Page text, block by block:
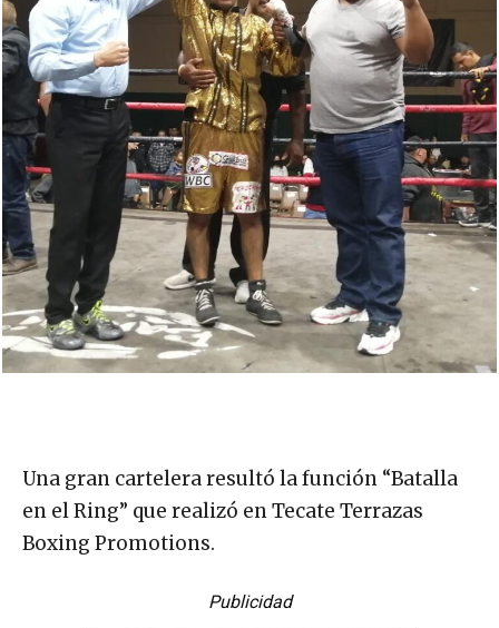
Una gran cartelera resultó la función “Batalla
en el Ring” que realizó en Tecate Terrazas
Boxing Promotions.
Publicidad